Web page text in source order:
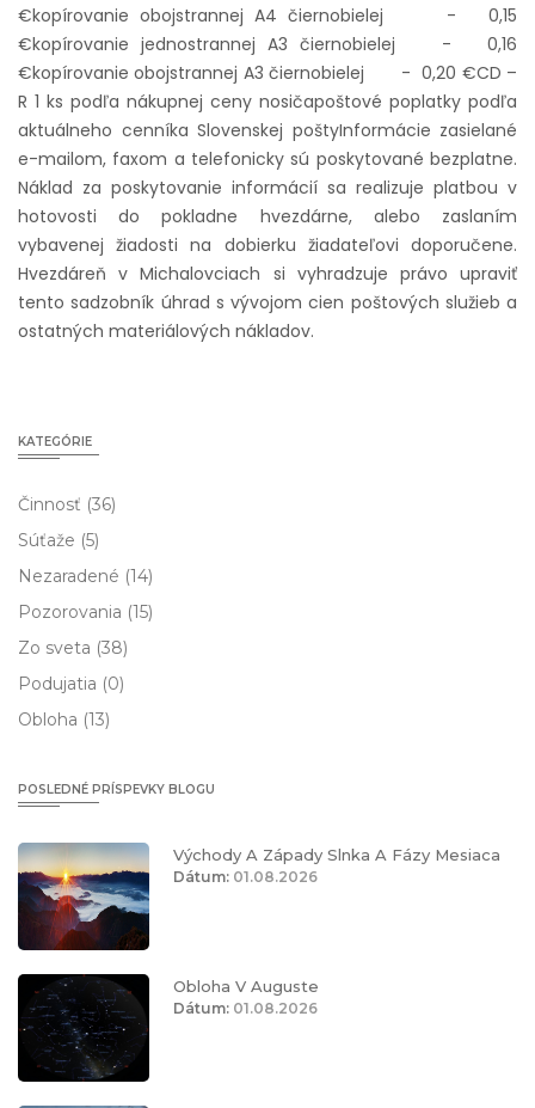
€kopírovanie obojstrannej A4 čiernobielej - 0,15
€kopírovanie jednostrannej A3 čiernobielej - 0,16
€kopírovanie obojstrannej A3 čiernobielej - 0,20 €CD –
R 1 ks podľa nákupnej ceny nosičapoštové poplatky podľa
aktuálneho cenníka Slovenskej poštyInformácie zasielané
e-mailom, faxom a telefonicky sú poskytované bezplatne.
Náklad za poskytovanie informácií sa realizuje platbou v
hotovosti do pokladne hvezdárne, alebo zaslaním
vybavenej žiadosti na dobierku žiadateľovi doporučene.
Hvezdáreň v Michalovciach si vyhradzuje právo upraviť
tento sadzobník úhrad s vývojom cien poštových služieb a
ostatných materiálových nákladov.
KATEGÓRIE
Činnosť (36)
Súťaže (5)
Nezaradené (14)
Pozorovania (15)
Zo sveta (38)
Podujatia (0)
Obloha (13)
POSLEDNÉ PRÍSPEVKY BLOGU
Východy A Západy Slnka A Fázy Mesiaca
Dátum: 01.08.2026
Obloha V Auguste
Dátum: 01.08.2026